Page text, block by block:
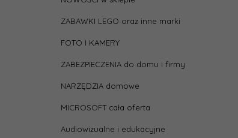
ZABAWKI LEGO oraz inne marki
FOTO I KAMERY
ZABEZPIECZENIA do domu i firmy
NARZĘDZIA domowe
MICROSOFT cała oferta
Audiowizualne i edukacyjne